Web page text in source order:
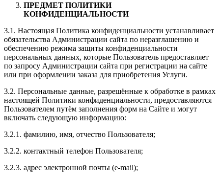
ПРЕДМЕТ ПОЛИТИКИ
КОНФИДЕНЦИАЛЬНОСТИ
3.1. Настоящая Политика конфиденциальности устанавливает
обязательства Администрации сайта по неразглашению и
обеспечению режима защиты конфиденциальности
персональных данных, которые Пользователь предоставляет
по запросу Администрации сайта при регистрации на сайте
или при оформлении заказа для приобретения Услуги.
3.2. Персональные данные, разрешённые к обработке в рамках
настоящей Политики конфиденциальности, предоставляются
Пользователем путём заполнения форм на Сайте и могут
включать следующую информацию:
3.2.1. фамилию, имя, отчество Пользователя;
3.2.2. контактный телефон Пользователя;
3.2.3. адрес электронной почты (e-mail);